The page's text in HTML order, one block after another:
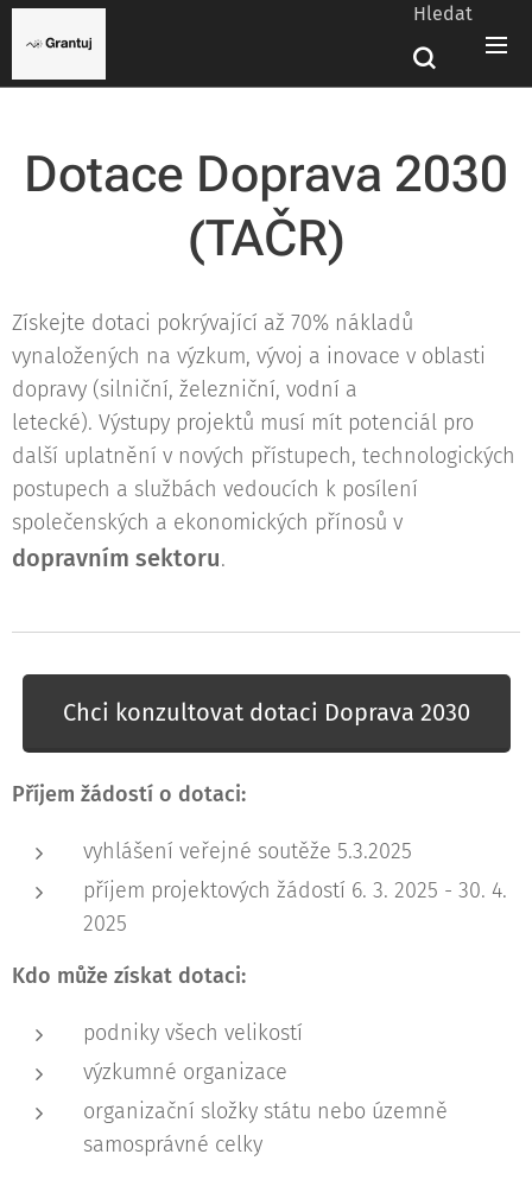
Hledat
Dotace Doprava 2030
(TAČR)
Získejte dotaci pokrývající až 70% nákladů
vynaložených na výzkum, vývoj a inovace v oblasti
dopravy (silniční, železniční, vodní a
letecké). Výstupy projektů musí mít potenciál pro
další uplatnění v nových přístupech, technologických
postupech a službách vedoucích k posílení
společenských a ekonomických přínosů v
dopravním sektoru.
Chci konzultovat dotaci Doprava 2030
Příjem žádostí o dotaci:
vyhlášení veřejné soutěže 5.3.2025
příjem projektových žádostí 6. 3. 2025 - 30. 4.
2025
Kdo může získat dotaci:
podniky všech velikostí
výzkumné organizace
organizační složky státu nebo územně
samosprávné celky